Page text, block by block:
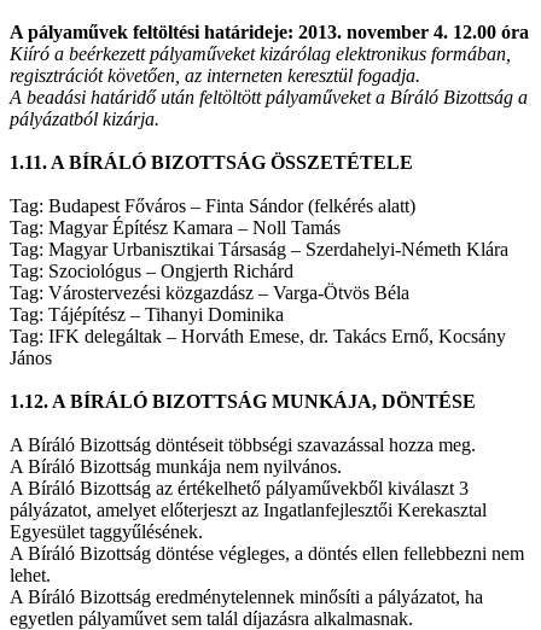
A pályaművek feltöltési határideje: 2013. november 4. 12.00 óra
Kiíró a beérkezett pályaműveket kizárólag elektronikus formában,
regisztrációt követően, az interneten keresztül fogadja.
A beadási határidő után feltöltött pályaműveket a Bíráló Bizottság a
pályázatból kizárja.
1.11. A BÍRÁLÓ BIZOTTSÁG ÖSSZETÉTELE
Tag: Budapest Főváros – Finta Sándor (felkérés alatt)
Tag: Magyar Építész Kamara – Noll Tamás
Tag: Magyar Urbanisztikai Társaság – Szerdahelyi-Németh Klára
Tag: Szociológus – Ongjerth Richárd
Tag: Várostervezési közgazdász – Varga-Ötvös Béla
Tag: Tájépítész – Tihanyi Dominika
Tag: IFK delegáltak – Horváth Emese, dr. Takács Ernő, Kocsány
János
1.12. A BÍRÁLÓ BIZOTTSÁG MUNKÁJA, DÖNTÉSE
A Bíráló Bizottság döntéseit többségi szavazással hozza meg.
A Bíráló Bizottság munkája nem nyilvános.
A Bíráló Bizottság az értékelhető pályaművekből kiválaszt 3
pályázatot, amelyet előterjeszt az Ingatlanfejlesztői Kerekasztal
Egyesület taggyűlésének.
A Bíráló Bizottság döntése végleges, a döntés ellen fellebbezni nem
lehet.
A Bíráló Bizottság eredménytelennek minősíti a pályázatot, ha
egyetlen pályaművet sem talál díjazásra alkalmasnak.